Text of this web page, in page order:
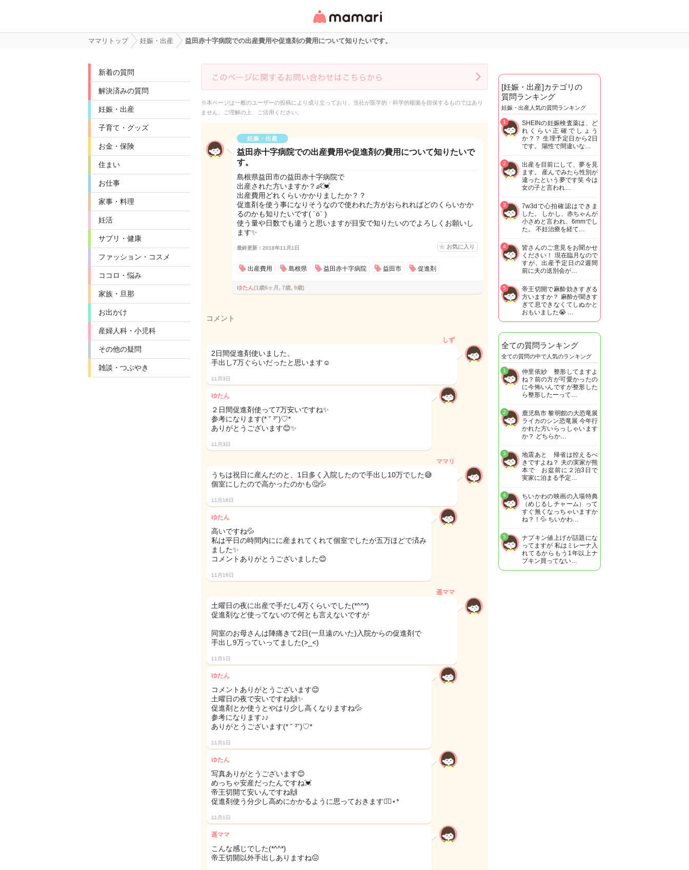
リ・情報サイト
ママリトップ 妊娠・出産 益田赤十字病院での出産費用や促進剤の費用について知りたいです。
新着の質問
解決済みの質問
妊娠・出産
子育て・グッズ
お金・保険
住まい
お仕事
家事・料理
妊活
サプリ・健康
ファッション・コスメ
ココロ・悩み
家族・旦那
お出かけ
産婦人科・小児科
その他の疑問
雑談・つぶやき
※本ページは一般のユーザーの投稿により成り立っており、当社が医学的・科学的根拠を担保するものではあり
ません。ご理解の上、ご活用ください。
妊娠・出産
益田赤十字病院での出産費用や促進剤の費用について知りたいで
す。
島根県益田市の益田赤十字病院で
出産された方いますか？👶💓
出産費用どれくらいかかりましたか？？
促進剤を使う事になりそうなので使われた方がおられればどのくらいかか
るのかも知りたいです( ´ö` )
使う量や日数でも違うと思いますが目安で知りたいのでよろしくお願いし
ます✨
最終更新：2018年11月1日 お気に入り
出産費用 島根県 益田赤十字病院 益田市 促進剤
ゆたん(1歳6ヶ月, 7歳, 9歳)
コメント
しず
2日間促進剤使いました。
手出し7万ぐらいだったと思います☺️
11月3日
ゆたん
２日間促進剤使って7万安いですね✨
参考になります(* ˘ ³˘)♡*
ありがとうございます😊✨
11月3日
ママリ
うちは祝日に産んだのと、1日多く入院したので手出し10万でした😅
個室にしたので高かったのかも🤔💦
11月16日
ゆたん
高いですね💦
私は平日の時間内にに産まれてくれて個室でしたが五万ほどで済み
ました✨
コメントありがとうございました😊
11月16日
遥ママ
土曜日の夜に出産で手だし4万くらいでした(*^^*)
促進剤など使ってないので何とも言えないですが
同室のお母さんは陣痛きて2日(一旦遠のいた)入院からの促進剤で
手出し9万っていってました(>_<)
11月1日
ゆたん
コメントありがとうございます😊
土曜日の夜で安いですね🙌✨
促進剤とか使うとやはり少し高くなりますね💦
参考になります♪♪
ありがとうございます(* ˘ ³˘)♡*
11月1日
ゆたん
写真ありがとうございます😊
めっちゃ安産だったんですね💓
帝王切開て安いんですね🙌
促進剤使う分少し高めにかかるように思っておきます◡̈⃝︎⋆︎*
11月1日
遥ママ
こんな感じでした(*^^*)
帝王切開以外手出しありますね😖
[妊娠・出産]カテゴリの
質問ランキング
妊娠・出産人気の質問ランキング
SHEINの妊娠検査薬は、ど
れくらい正確でしょう
か？？ 生理予定日から2日
です。 陽性で間違いな…
1
出産を目前にして、夢を見
ます。 産んでみたら性別が
違ったという夢です笑 今は
女の子と言われ…
2
7w3dで心拍確認はできま
した。 しかし、赤ちゃんが
小さめと言われ、6mmでし
た。 不妊治療を経て…
3
皆さんのご意見をお聞かせ
ください！ 現在臨月なので
すが、出産予定日の2週間
前に夫の送別会が…
4
帝王切開で麻酔効きすぎる
方いますか？ 麻酔が聞きす
ぎて息できなくてしぬかと
おもいました😭 …
5
全ての質問ランキング
全ての質問の中で人気のランキング
仲里依紗 整形してますよ
ね？前の方が可愛かったの
に今怖いんですが整形した
ら整形したーって…
1
鹿児島市 黎明館の大恐竜展
ライカのシン恐竜展 今年行
かれた方いらっしゃいます
か？ どちらか…
2
地震あと 帰省は控えるべ
きですよね？ 夫の実家が熊
本で お盆前に２泊3日で
実家に泊まる予定…
3
ちいかわの映画の入場特典
（めじるしチャーム）って
すぐ無くなっちゃいますか
ね？！💦 ちいかわ…
4
ナプキン値上げが話題にな
ってますが 私はミレーナ入
れてるからもう1年以上ナ
プキン買ってない…
5